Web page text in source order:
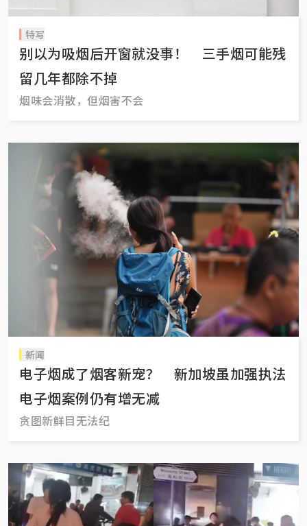
特写
别以为吸烟后开窗就没事！ 三手烟可能残
留几年都除不掉
烟味会消散，但烟害不会
新闻
电子烟成了烟客新宠？ 新加坡虽加强执法
电子烟案例仍有增无减
贪图新鲜目无法纪